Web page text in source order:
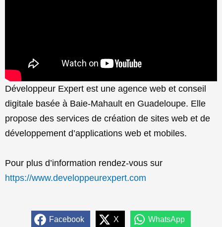
Développeur Expert est une agence web et conseil
digitale basée à Baie-Mahault en Guadeloupe. Elle
propose des services de création de sites web et de
développement d’applications web et mobiles.
Pour plus d’information rendez-vous sur
https://www.developpeurexpert.com
Facebook X WhatsApp